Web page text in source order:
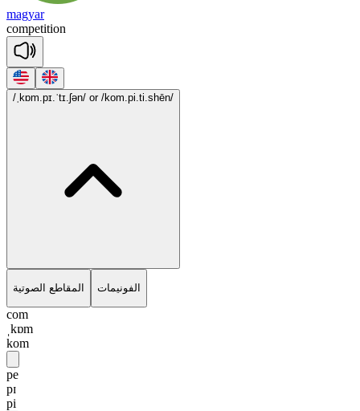
magyar
competition
/ˌkɒm.pɪ.ˈtɪ.ʃən/ or /kom.pi.ti.shēn/
المقاطع الصوتية الفونيمات
com
ˌkɒm
kom
pe
pɪ
pi